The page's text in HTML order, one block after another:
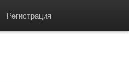
Регистрация